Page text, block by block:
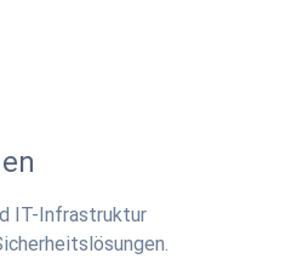
IT-Infrastruktur